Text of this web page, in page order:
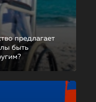
предлагает
быть